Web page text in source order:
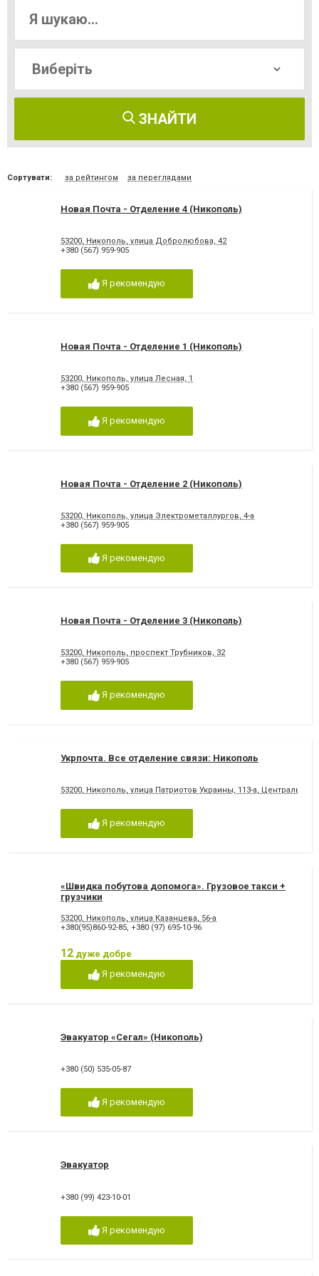
ЗНАЙТИ
Сортувати: за рейтингом за переглядами
Новая Почта - Отделение 4 (Никополь)
53200, Никополь, улица Добролюбова, 42
+380 (567) 959-905
Я рекомендую
Новая Почта - Отделение 1 (Никополь)
53200, Никополь, улица Лесная, 1
+380 (567) 959-905
Я рекомендую
Новая Почта - Отделение 2 (Никополь)
53200, Никополь, улица Электрометаллургов, 4-а
+380 (567) 959-905
Я рекомендую
Новая Почта - Отделение 3 (Никополь)
53200, Никополь, проспект Трубников, 32
+380 (567) 959-905
Я рекомендую
Укрпочта. Все отделение связи: Никополь
53200, Никополь, улица Патриотов Украины, 113-а, Центральное
Я рекомендую
«Швидка побутова допомога». Грузовое такси +
грузчики
53200, Никополь, улица Казанцева, 56-а
+380(95)860-92-85, +380 (97) 695-10-96
12 дуже добре
Я рекомендую
Эвакуатор «Сегал» (Никополь)
+380 (50) 535-05-87
Я рекомендую
Эвакуатор
+380 (99) 423-10-01
Я рекомендую